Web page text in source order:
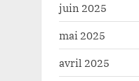
juin 2025
mai 2025
avril 2025